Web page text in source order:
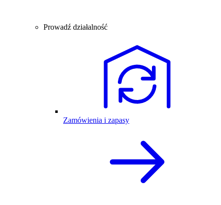
Prowadź działalność
Zamówienia i zapasy